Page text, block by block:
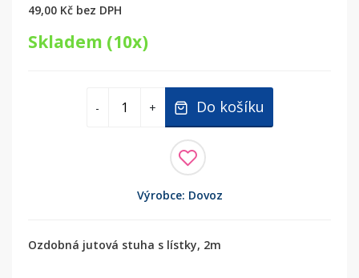
49,00 Kč bez DPH
Skladem (10x)
- + Do košíku
Výrobce: Dovoz
Ozdobná jutová stuha s lístky, 2m